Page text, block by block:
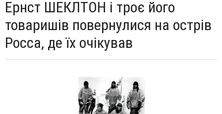
Ернст ШЕКЛТОН і троє його
товаришів повернулися на острів
Росса, де їх очікував